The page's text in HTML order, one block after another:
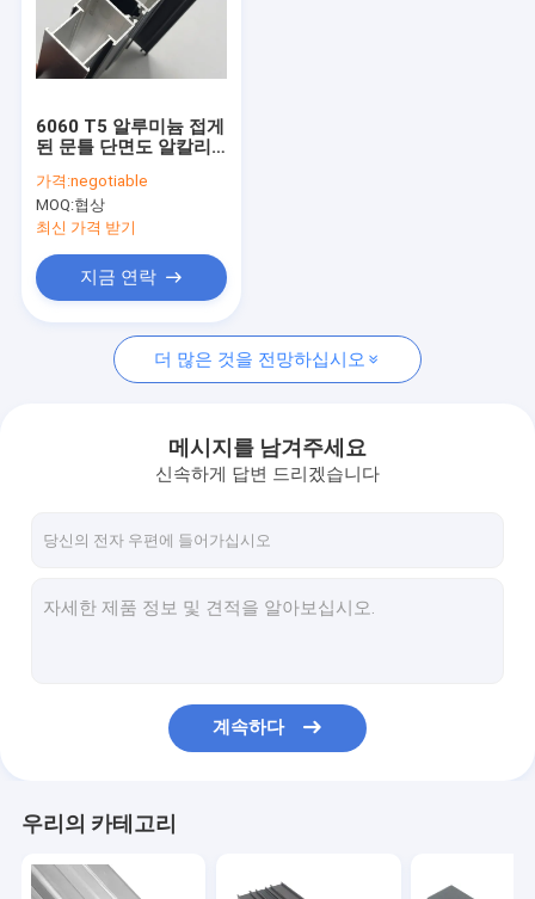
6060 T5 알루미늄 접게
된 문틀 단면도 알칼리
가격:negotiable
MOQ:협상
최신 가격 받기
지금 연락
더 많은 것을 전망하십시오
메시지를 남겨주세요
신속하게 답변 드리겠습니다
계속하다
우리의 카테고리